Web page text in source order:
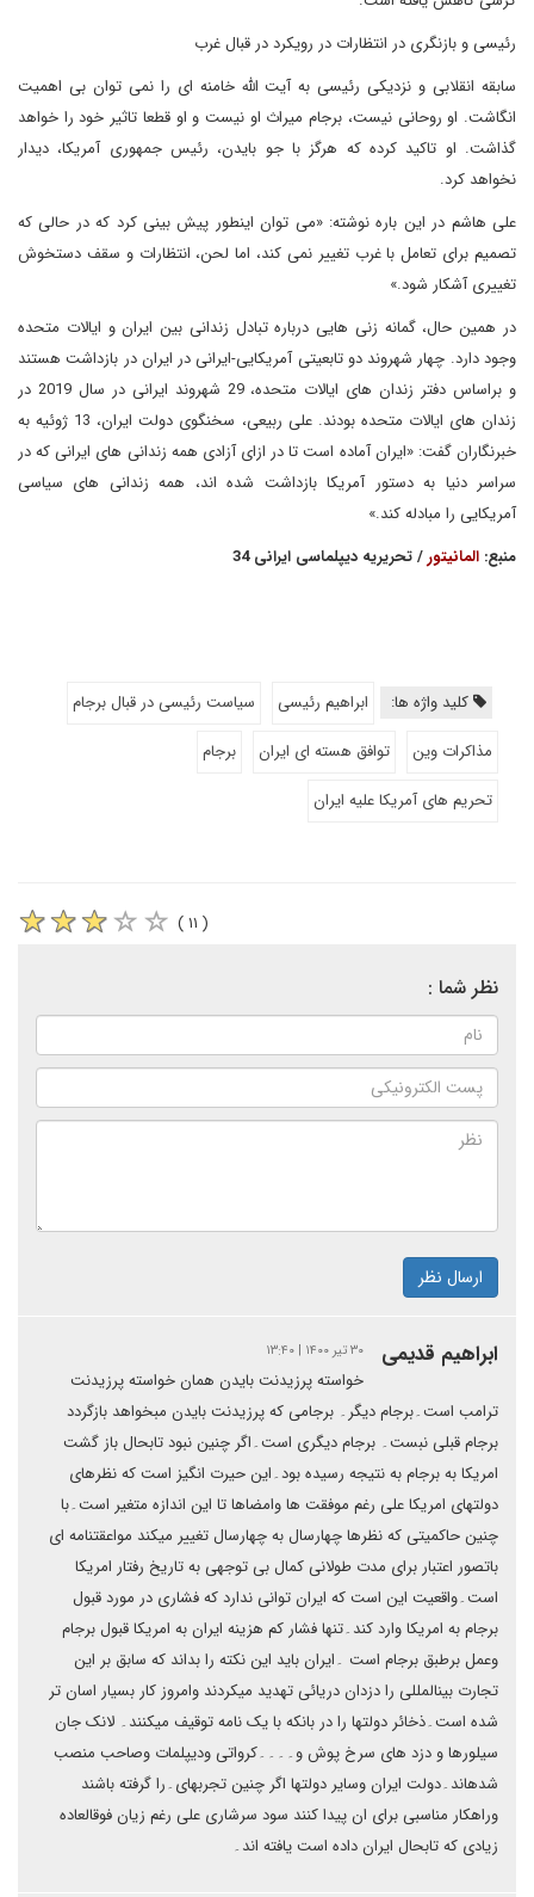
رئیسی و بازنگری در انتظارات در رویکرد در قبال غرب
سابقه انقلابی و نزدیکی رئیسی به آیت الله خامنه ای را نمی توان بی اهمیت
انگاشت. او روحانی نیست، برجام میراث او نیست و او قطعا تاثیر خود را خواهد
گذاشت. او تاکید کرده که هرگز با جو بایدن، رئیس جمهوری آمریکا، دیدار
نخواهد کرد.
علی هاشم در این باره نوشته: «می توان اینطور پیش بینی کرد که در حالی که
تصمیم برای تعامل با غرب تغییر نمی کند، اما لحن، انتظارات و سقف دستخوش
تغییری آشکار شود.»
در همین حال، گمانه زنی هایی درباره تبادل زندانی بین ایران و ایالات متحده
وجود دارد. چهار شهروند دو تابعیتی آمریکایی-ایرانی در ایران در بازداشت هستند
و براساس دفتر زندان های ایالات متحده، 29 شهروند ایرانی در سال 2019 در
زندان های ایالات متحده بودند. علی ربیعی، سخنگوی دولت ایران، 13 ژوئیه به
خبرنگاران گفت: «ایران آماده است تا در ازای آزادی همه زندانی های ایرانی که در
سراسر دنیا به دستور آمریکا بازداشت شده اند، همه زندانی های سیاسی
آمریکایی را مبادله کند.»
منبع: المانیتور/ تحریریه دیپلماسی ایرانی 34
کلید واژه ها: ابراهیم رئیسی
سیاست رئیسی در قبال برجام
مذاکرات وین
توافق هسته ای ایران
برجام
تحریم های آمریکا علیه ایران
( ۱۱ )
نظر شما :
ارسال نظر
ابراهیم قدیمی ۳۰ تیر ۱۴۰۰ | ۱۳:۴۰
خواسته پرزیدنت بایدن همان خواسته پرزیدنت
ترامب است۔برجام دیگر۔ برجامی که پرزیدنت بایدن مبخواهد بازگردد
برجام قبلی نبست۔ برجام دیگری است۔اگر چنین نبود تابحال باز گشت
امریکا به برجام به نتیجه رسیده بود۔این حیرت انگیز است که نظرهای
دولتهای امریکا علی رغم موفقت ها وامضاها تا این اندازه متغیر است۔با
چنین حاکمیتی که نظرها چهارسال به چهارسال تغییر میکند مواعقتنامه ای
باتصور اعتبار برای مدت طولانی کمال بی توجهی به تاریخ رفتار امریکا
است۔واقعیت این است که ایران توانی ندارد که فشاری در مورد قبول
برجام به امریکا وارد کند۔تنها فشار کم هزینه ایران به امریکا قبول برجام
وعمل برطبق برجام است ۔ایران باید این نکته را بداند که سابق بر این
تجارت بینالمللی را دزدان دریائی تهدید میکردند وامروز کار بسیار اسان تر
شده است۔ذخائر دولتها را در بانکه با یک نامه توقیف میکنند۔ لانک جان
سیلورها و دزد های سرخ پوش و۔۔۔۔کرواتی ودیپلمات وصاحب منصب
شدهاند۔دولت ایران وسایر دولتها اگر چنین تجربهای۔را گرفته باشند
وراهکار مناسبی برای ان پیدا کنند سود سرشاری علی رغم زیان فوقالعاده
زیادی که تابحال ایران داده است یافته اند۔